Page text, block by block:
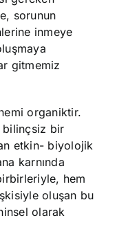
sorunun
inmeye
gitmemiz
organiktir.
bilinçsiz bir
etkin- biyolojik
karnında
hem
oluşan bu
olarak